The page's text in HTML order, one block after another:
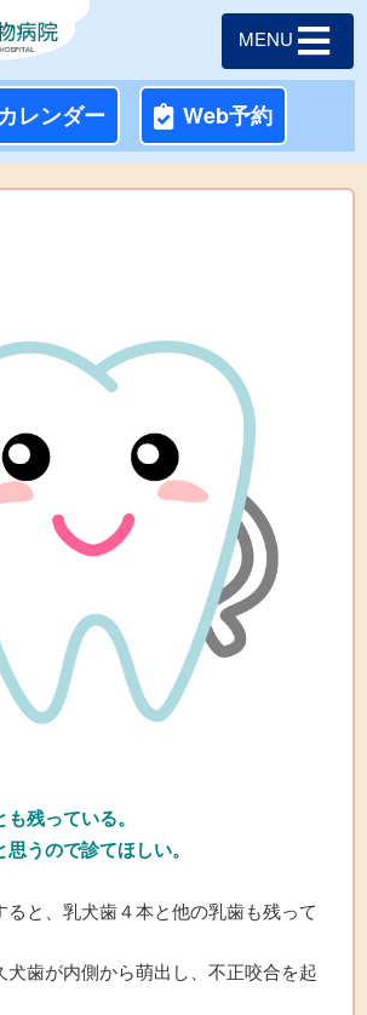
レンダー Web予約
MENU
残っている。
うので診てほしい。
と、乳犬歯４本と他の乳歯も残って
歯が内側から萌出し、不正咬合を起